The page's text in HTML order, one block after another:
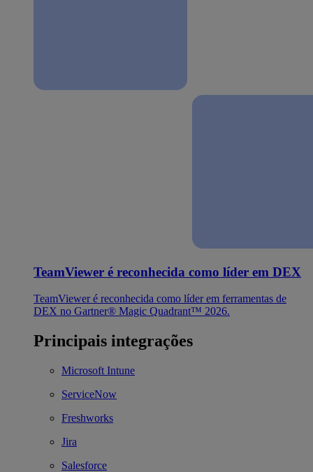
TeamViewer é reconhecida como líder em DEX
TeamViewer é reconhecida como líder em ferramentas de
DEX no Gartner® Magic Quadrant™ 2026.
Principais integrações
Microsoft Intune
ServiceNow
Freshworks
Jira
Salesforce